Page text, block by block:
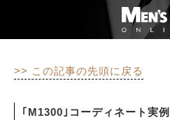
>> この記事の先頭に戻る
｢M1300｣コーディネート実